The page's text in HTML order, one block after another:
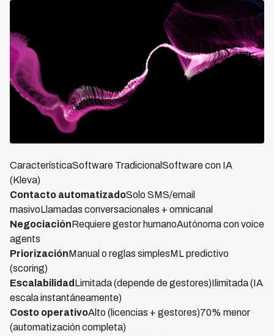
CaracterísticaSoftware TradicionalSoftware con IA
(Kleva)
Contacto automatizadoSolo SMS/email
masivoLlamadas conversacionales + omnicanal
NegociaciónRequiere gestor humanoAutónoma con voice
agents
PriorizaciónManual o reglas simplesML predictivo
(scoring)
Escalabilidad Limitada (depende de gestores)Ilimitada (IA
escala instantáneamente)
Costo operativoAlto (licencias + gestores)70% menor
(automatización completa)